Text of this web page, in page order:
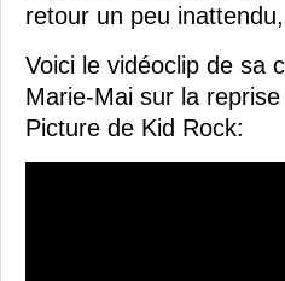
retour un peu
Voici le vidéoclip de sa
Marie-Mai sur la
Picture de Kid Rock: